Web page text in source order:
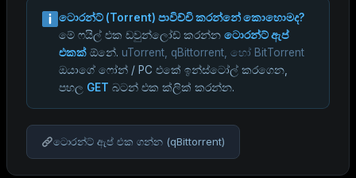
ටොරන්ට් (Torrent) පාවිච්චි කරන්නේ කොහොමද?
මේ ෆයිල් එක ඩවුන්ලෝඩ් කරන්නටොරන්ට් ඇප්
එකක් ඕනේ. uTorrent, qBittorrent, හෝ BitTorrent
ඔයාගේ ෆෝන් / PC එකේ ඉන්ස්ටෝල් කරගෙන,
පහල GET බටන් එක ක්ලික් කරන්න.
ටොරන්ට් ඇප් එක ගන්න (qBittorrent)